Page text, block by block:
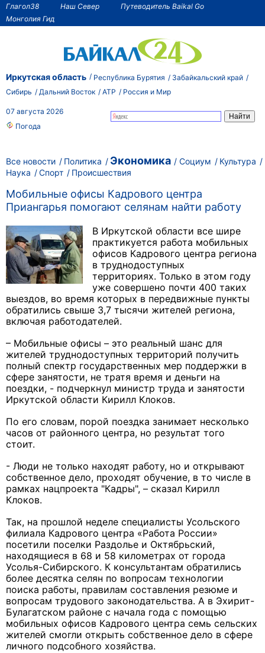
Глагол38 Наш Север
Путеводитель Baikal Go
Монголия Гид
Иркутская область Республика Бурятия
Забайкальский край
Сибирь
Дальний Восток АТР Россия и Мир
07 августа 2026
Погода
Все новости Политика Экономика Социум
Культура
Наука
Спорт Происшествия
Мобильные офисы Кадрового центра
Приангарья помогают селянам найти работу
В Иркутской области все шире
практикуется работа мобильных
офисов Кадрового центра региона
в труднодоступных
территориях. Только в этом году
уже совершено почти 400 таких
выездов, во время которых в передвижные пункты
обратились свыше 3,7 тысячи жителей региона,
включая работодателей.
– Мобильные офисы – это реальный шанс для
жителей труднодоступных территорий получить
полный спектр государственных мер поддержки в
сфере занятости, не тратя время и деньги на
поездки, - подчеркнул министр труда и занятости
Иркутской области Кирилл Клоков.
По его словам, порой поездка занимает несколько
часов от районного центра, но результат того
стоит.
- Люди не только находят работу, но и открывают
собственное дело, проходят обучение, в то числе в
рамках нацпроекта "Кадры", – сказал Кирилл
Клоков.
Так, на прошлой неделе специалисты Усольского
филиала Кадрового центра «Работа России»
посетили поселки Раздолье и Октябрьский,
находящиеся в 68 и 58 километрах от города
Усолья-Сибирского. К консультантам обратились
более десятка селян по вопросам технологии
поиска работы, правилам составления резюме и
вопросам трудового законодательства. А в Эхирит-
Булагатском районе с начала года с помощью
мобильных офисов Кадрового центра семь сельских
жителей смогли открыть собственное дело в сфере
личного подсобного хозяйства.